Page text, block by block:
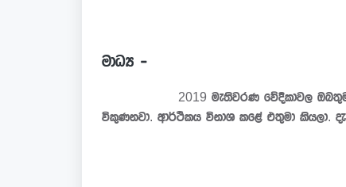
මාධ්‍ය -
2019 මැතිවරණ වේදිකාවල
විකුණනවා. ආර්ථිකය විනාශ කළේ එතුමා කියලා.